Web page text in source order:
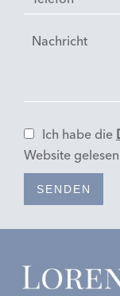
Ich habe die
Website
SENDEN